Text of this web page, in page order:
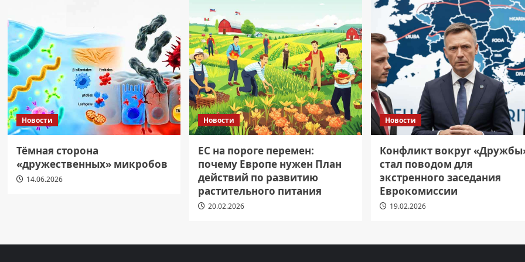
Новости
Тёмная сторона
«дружественных» микробов
14.06.2026
Новости
ЕС на пороге перемен:
почему Европе нужен План
действий по развитию
растительного питания
20.02.2026
Новости
Конфликт вокруг
стал поводом для
экстренного заседания
Еврокомиссии
19.02.2026